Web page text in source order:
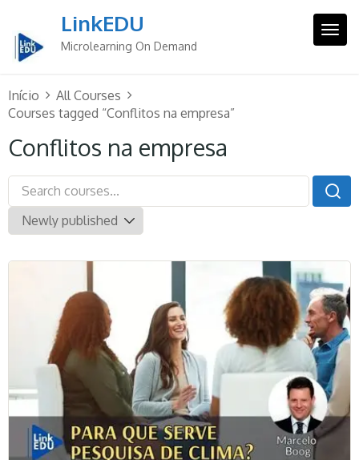
content
LinkEDU
Microlearning On Demand
Início
All Courses
Courses tagged “Conflitos na empresa”
Conflitos na empresa